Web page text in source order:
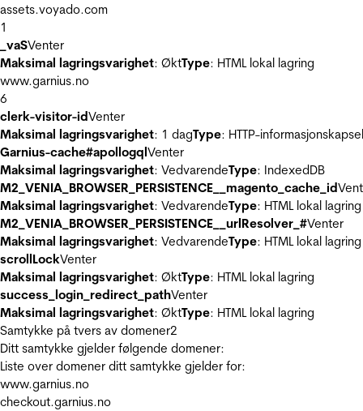
assets.voyado.com
1
_vaSVenter
Maksimal lagringsvarighet: ØktType: HTML lokal lagring
www.garnius.no
6
clerk-visitor-idVenter
Maksimal lagringsvarighet: 1 dagType: HTTP-informasjonskapsel
Garnius-cache#apollogqlVenter
Maksimal lagringsvarighet: VedvarendeType: IndexedDB
M2_VENIA_BROWSER_PERSISTENCE__magento_cache_id
Maksimal lagringsvarighet: VedvarendeType: HTML lokal lagring
M2_VENIA_BROWSER_PERSISTENCE__urlResolver_#Venter
Maksimal lagringsvarighet: VedvarendeType: HTML lokal lagring
scrollLockVenter
Maksimal lagringsvarighet: ØktType: HTML lokal lagring
success_login_redirect_pathVenter
Maksimal lagringsvarighet: ØktType: HTML lokal lagring
Samtykke på tvers av domener2
Ditt samtykke gjelder følgende domener:
Liste over domener ditt samtykke gjelder for:
www.garnius.no
checkout.garnius.no